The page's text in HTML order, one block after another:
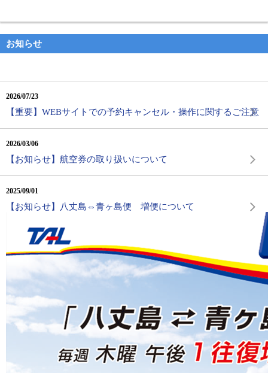
お知らせ
2026/07/23
【重要】WEBサイトでの予約キャンセル・操作に関するご注意
2026/03/06
【お知らせ】航空券の取り扱いについて
2025/09/01
【お知らせ】八丈島⇔青ヶ島便 増便について